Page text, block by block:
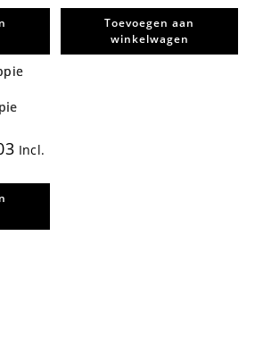
Toevoegen aan
winkelwagen
Incl.